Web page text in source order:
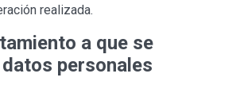
realizada.
a que se
personales